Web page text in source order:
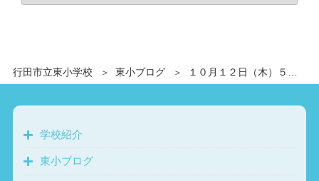
行田市立東小学校 東小ブログ １０月１２日（木）５年生林間学校（キャンプファイヤー）
学校紹介
東小ブログ